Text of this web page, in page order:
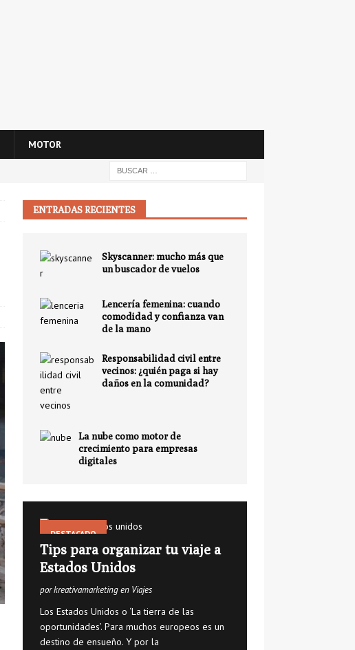
MOTOR
ENTRADAS RECIENTES
Skyscanner: mucho más que
un buscador de vuelos
Lencería femenina: cuando
comodidad y confianza van
de la mano
Responsabilidad civil entre
vecinos: ¿quién paga si hay
daños en la comunidad?
La nube como motor de
crecimiento para empresas
digitales
DESTACADO
Tips para organizar tu viaje a
Estados Unidos
por kreativamarketing en Viajes
Los Estados Unidos o ‘La tierra de las
oportunidades’. Para muchos europeos es un
destino de ensueño. Y por la